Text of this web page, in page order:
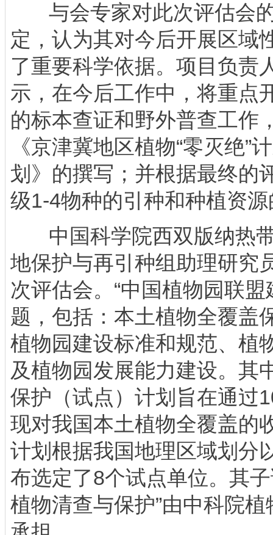
与会专家对此次评估会
定，认为其对今后开展区域
了重要科学依据。项目负责
示，在今后工作中，将重点
的标本查证和野外普查工作
《京津冀地区植物“零灭绝”
划》的撰写；并根据最终的
级1-4物种的引种和种植资
中国科学院西双版纳热
地保护与再引种组助理研究
次评估会。“中国植物园联
题，包括：本土植物全覆盖
植物园建设标准和规范、植
及植物园发展能力建设。其
保护（试点）计划旨在通过
现对我国本土植物全覆盖的
计划根据我国地理区域划分
布选定了8个试点单位。其
植物清查与保护”由中科院